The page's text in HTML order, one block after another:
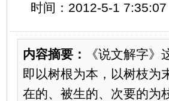
时间：2012-5-1
内容摘要：
《说文解字》
即以树根为本，以树枝为
在的、被生的、次要的为